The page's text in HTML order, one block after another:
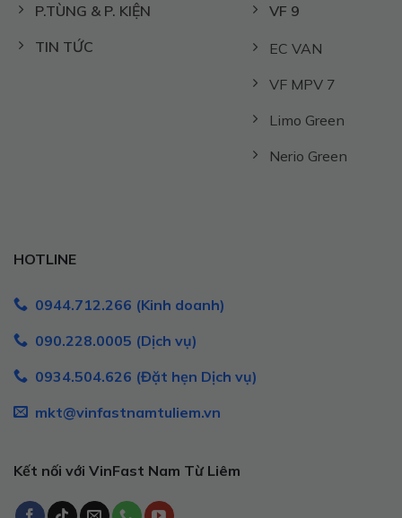
P.TÙNG & P. KIỆN
TIN TỨC
VF 9
EC VAN
VF MPV 7
Limo Green
Nerio Green
HOTLINE
0944.712.266 (Kinh doanh)
090.228.0005 (Dịch vụ)
0934.504.626 (Đặt hẹn Dịch vụ)
mkt@vinfastnamtuliem.vn
Kết nối với VinFast Nam Từ Liêm